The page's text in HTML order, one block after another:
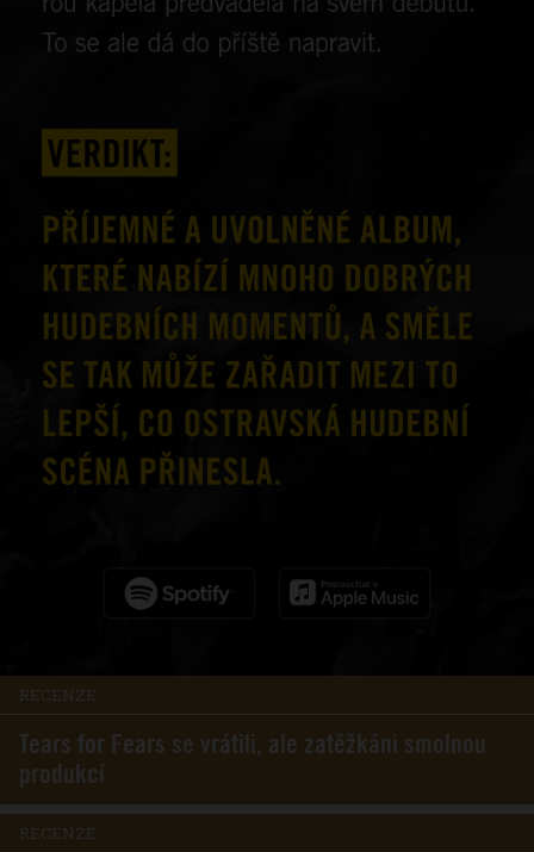
RECENZE
Tears for Fears se vrátili, ale zatěžkáni smolnou
produkcí
RECENZE